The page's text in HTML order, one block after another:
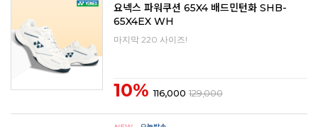
요넥스 파워쿠션 65X4 배드민턴화 SHB-
65X4EX WH
마지막 220 사이즈!
10% 116,000 129,000